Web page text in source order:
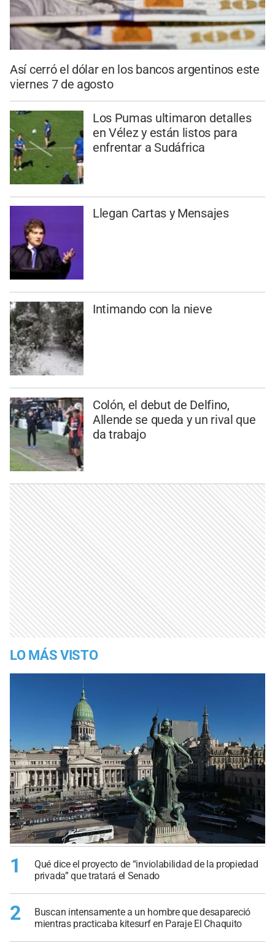
Así cerró el dólar en los bancos argentinos este
viernes 7 de agosto
Los Pumas ultimaron detalles
en Vélez y están listos para
enfrentar a Sudáfrica
Llegan Cartas y Mensajes
Intimando con la nieve
Colón, el debut de Delfino,
Allende se queda y un rival que
da trabajo
LO MÁS VISTO
1
Qué dice el proyecto de “inviolabilidad de la propiedad
privada” que tratará el Senado
2
Buscan intensamente a un hombre que desapareció
mientras practicaba kitesurf en Paraje El Chaquito